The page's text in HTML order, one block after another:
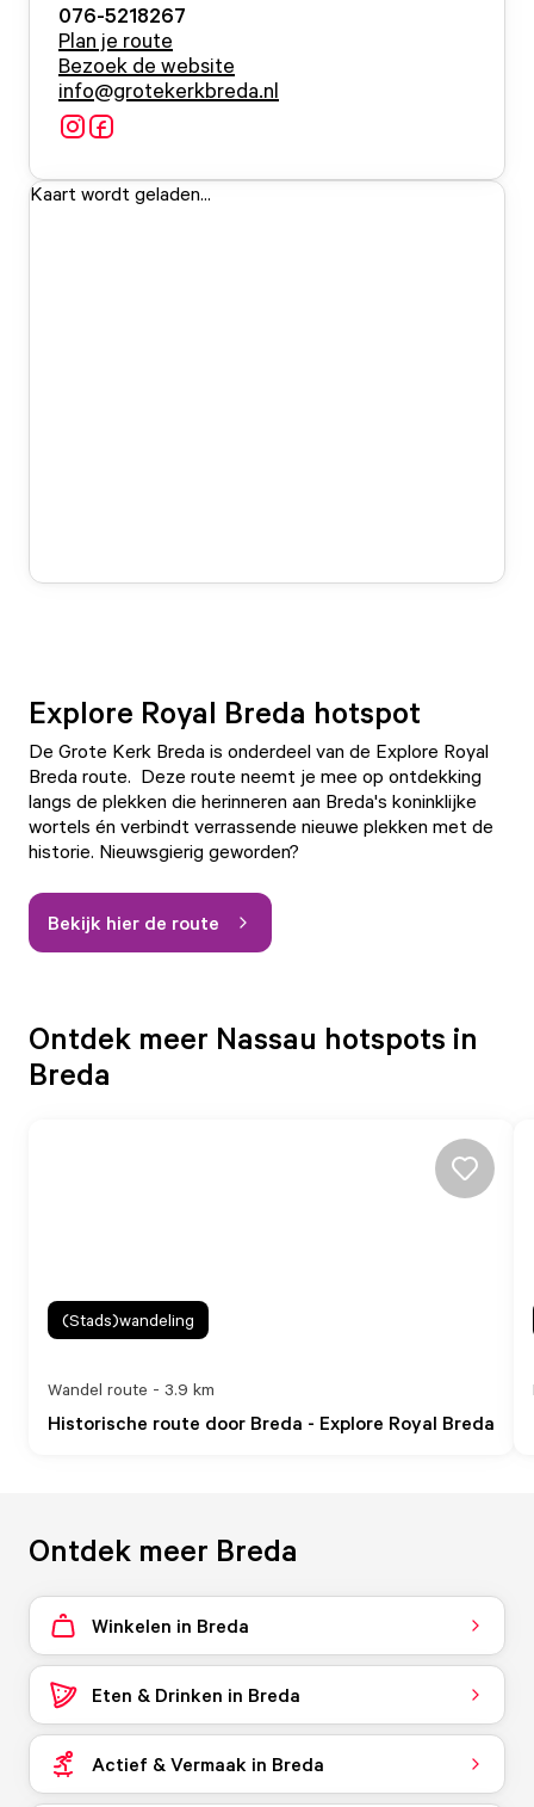
076-5218267
Plan je route
Bezoek de website
info@grotekerkbreda.nl
Kaart wordt geladen...
Explore Royal Breda hotspot
De Grote Kerk Breda is onderdeel van de Explore Royal
Breda route. Deze route neemt je mee op ontdekking
langs de plekken die herinneren aan Breda's koninklijke
wortels én verbindt verrassende nieuwe plekken met de
historie. Nieuwsgierig geworden?
Bekijk hier de route
Ontdek meer Nassau hotspots in
Breda
Historische route door Breda - Explore Royal Breda
Wandel route - 3.9 km
(Stads)wandeling
Ontdek meer Breda
Winkelen in Breda
Eten & Drinken in Breda
Actief & Vermaak in Breda